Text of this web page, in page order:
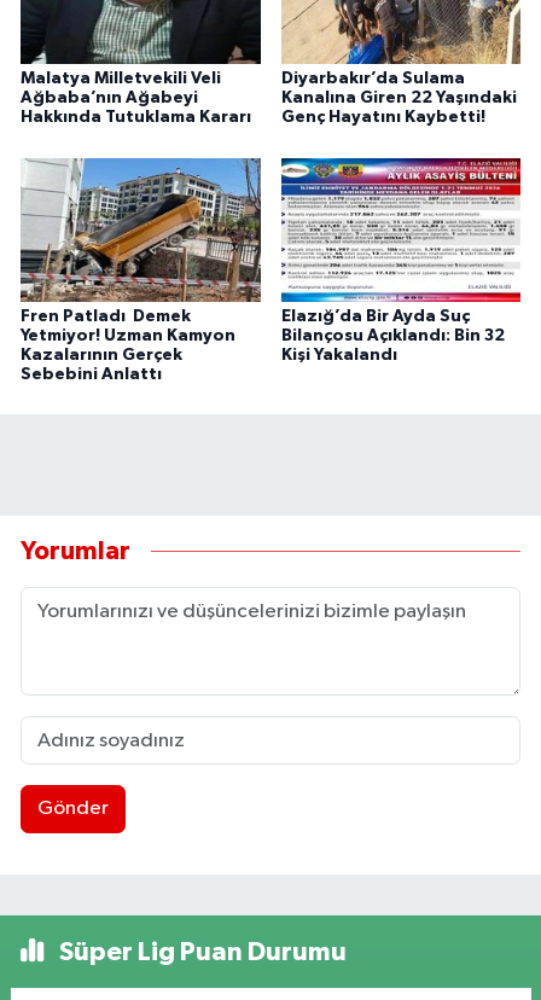
Malatya Milletvekili Veli
Ağbaba’nın Ağabeyi
Hakkında Tutuklama Kararı
Diyarbakır’da Sulama
Kanalına Giren 22 Yaşındaki
Genç Hayatını Kaybetti!
Fren Patladı Demek
Yetmiyor! Uzman Kamyon
Kazalarının Gerçek
Sebebini Anlattı
Elazığ’da Bir Ayda Suç
Bilançosu Açıklandı: Bin 32
Kişi Yakalandı
Yorumlar
Gönder
Süper Lig Puan Durumu